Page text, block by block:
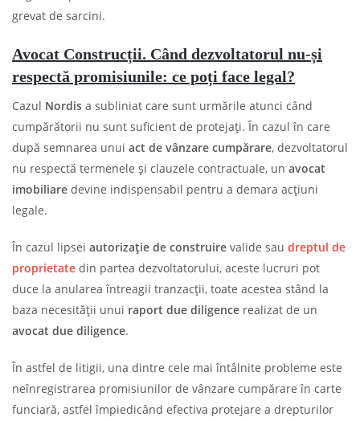
grevat de sarcini.
Avocat Construcții. Când dezvoltatorul nu-și
respectă promisiunile: ce poți face legal?
Cazul Nordis a subliniat care sunt urmările atunci când
cumpărătorii nu sunt suficient de protejați. În cazul în care
după semnarea unui act de vânzare cumpărare, dezvoltatorul
nu respectă termenele și clauzele contractuale, un avocat
imobiliare devine indispensabil pentru a demara acțiuni
legale.
În cazul lipsei autorizație de construire valide sau dreptul de
proprietate din partea dezvoltatorului, aceste lucruri pot
duce la anularea întreagii tranzacții, toate acestea stând la
baza necesității unui raport due diligence realizat de un
avocat due diligence.
În astfel de litigii, una dintre cele mai întâlnite probleme este
neînregistrarea promisiunilor de vânzare cumpărare în carte
funciară, astfel împiedicând efectiva protejare a drepturilor